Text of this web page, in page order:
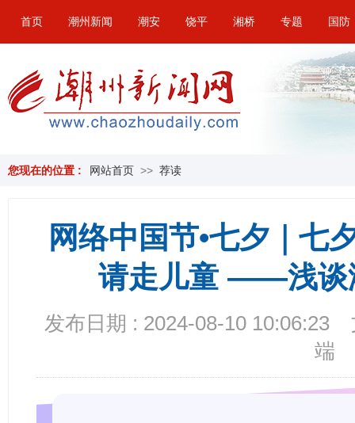
首页 潮州新闻 潮安 饶平 湘桥 专题 国防
您现在的位置 : 网站首页 >> 荐读
网络中国节•七夕｜七
请走儿童 ——浅谈
发布日期 : 2024-08-10 10:06:23
端